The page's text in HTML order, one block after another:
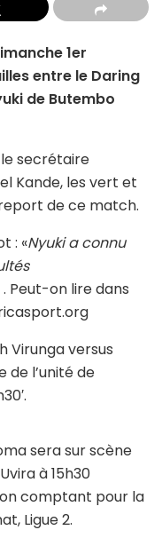
1er
entre le Daring
de Butembo
secrétaire
Kande, les vert et
de ce match.
: «Nyuki a connu
. Peut-on lire dans
Virunga versus
de l’unité de
sera sur scène
à 15h30
comptant pour la
Ligue 2.